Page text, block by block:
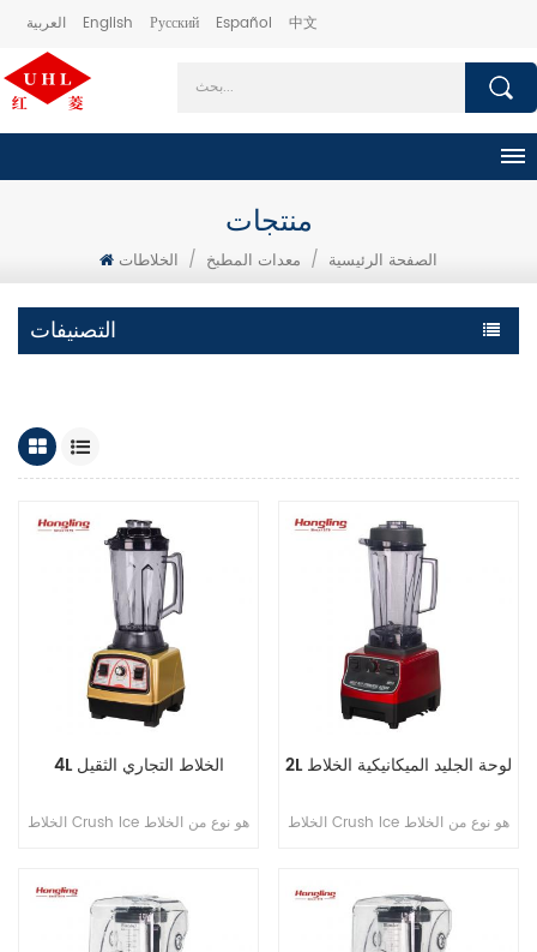
العربية English Русский Español 中文
منتجات
الصفحة الرئيسية / معدات المطبخ / الخلاطات
التصنيفات
4L الخلاط التجاري الثقيل
الخلاط Crush Ice هو نوع من الخلاط
يتميز بمحرك قوي وشفرات حادة
وجرة متينة للتعامل مع قسوة الثلج
2L لوحة الجليد الميكانيكية الخلاط
الخلاط Crush Ice هو نوع من الخلاط
يتميز بمحرك قوي وشفرات حادة
وجرة متينة للتعامل مع قسوة الثلج